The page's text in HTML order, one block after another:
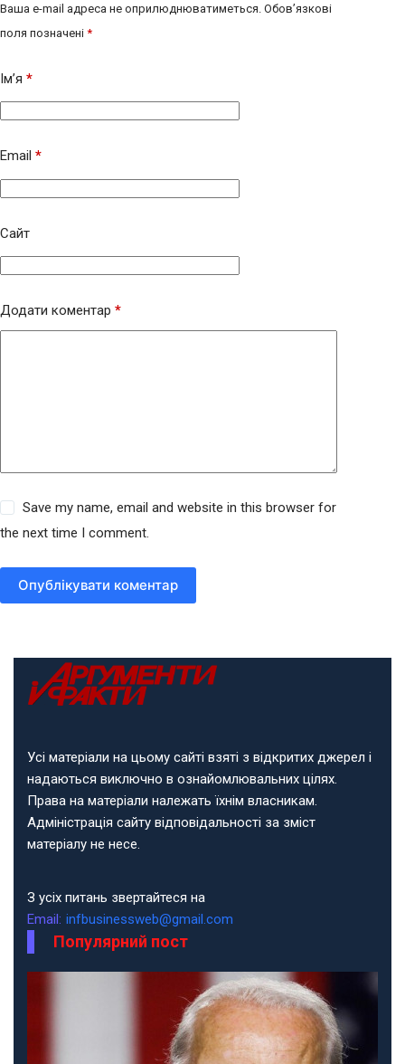
Ваша e-mail адреса не оприлюднюватиметься. Обов’язкові
поля позначені *
Ім’я *
Email *
Сайт
Додати коментар *
Save my name, email and website in this browser for
the next time I comment.
Опублікувати коментар
Усі матеріали на цьому сайті взяті з відкритих джерел і
надаються виключно в ознайомлювальних цілях.
Права на матеріали належать їхнім власникам.
Адміністрація сайту відповідальності за зміст
матеріалу не несе.
З усіх питань звертайтеся на
Email: infbusinessweb@gmail.com
Популярний пост